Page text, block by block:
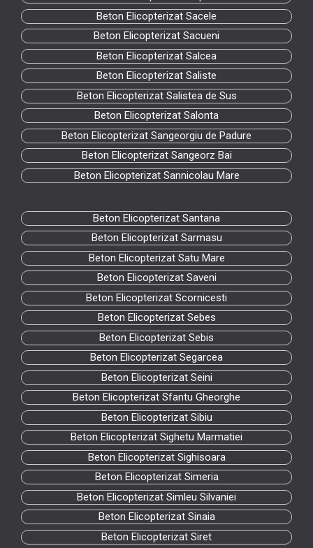
Beton Elicopterizat Sacele
Beton Elicopterizat Sacueni
Beton Elicopterizat Salcea
Beton Elicopterizat Saliste
Beton Elicopterizat Salistea de Sus
Beton Elicopterizat Salonta
Beton Elicopterizat Sangeorgiu de Padure
Beton Elicopterizat Sangeorz Bai
Beton Elicopterizat Sannicolau Mare
Beton Elicopterizat Santana
Beton Elicopterizat Sarmasu
Beton Elicopterizat Satu Mare
Beton Elicopterizat Saveni
Beton Elicopterizat Scornicesti
Beton Elicopterizat Sebes
Beton Elicopterizat Sebis
Beton Elicopterizat Segarcea
Beton Elicopterizat Seini
Beton Elicopterizat Sfantu Gheorghe
Beton Elicopterizat Sibiu
Beton Elicopterizat Sighetu Marmatiei
Beton Elicopterizat Sighisoara
Beton Elicopterizat Simeria
Beton Elicopterizat Simleu Silvaniei
Beton Elicopterizat Sinaia
Beton Elicopterizat Siret